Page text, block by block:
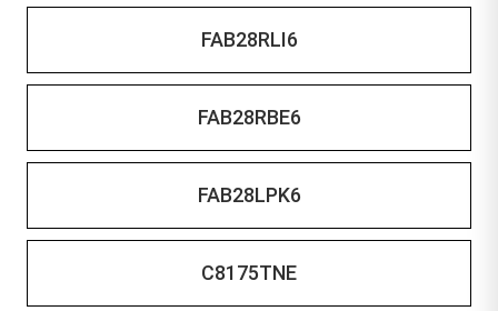
FAB28RLI6
FAB28RBE6
FAB28LPK6
C8175TNE